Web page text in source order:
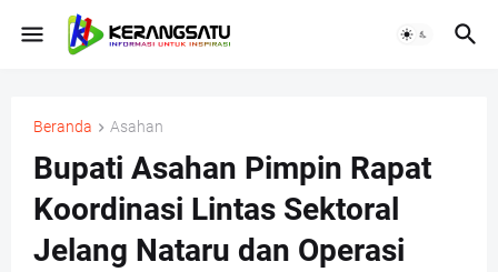
Beranda Asahan
Bupati Asahan Pimpin Rapat
Koordinasi Lintas Sektoral
Jelang Nataru dan Operasi